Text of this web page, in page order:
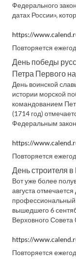
Федерального
датах России»,
https://
Повторяется
День победы
Петра Первого
День воинской
истории морской
командованием
(1714 год)
Федеральным
https://
Повторяется
День строителя в
Вот уже более
августа
профессиональный
вышедшего 6
Верховного
https://
Повторяется